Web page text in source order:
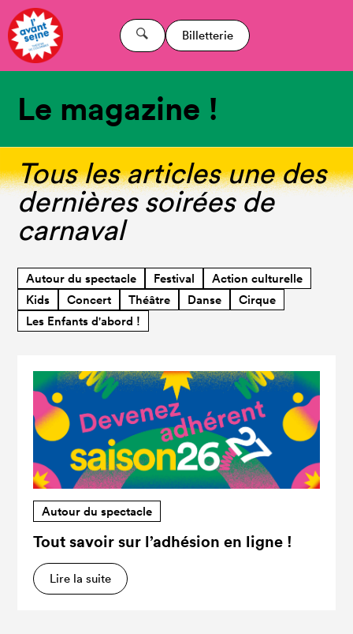
Billetterie
Le magazine !
Tous les articles une des
dernières soirées de
carnaval
Autour du spectacle Festival
Action culturelle
Kids
Concert Théâtre Danse
Cirque
Les Enfants d'abord !
Autour du spectacle
Tout savoir sur l’adhésion en ligne !
Lire la suite